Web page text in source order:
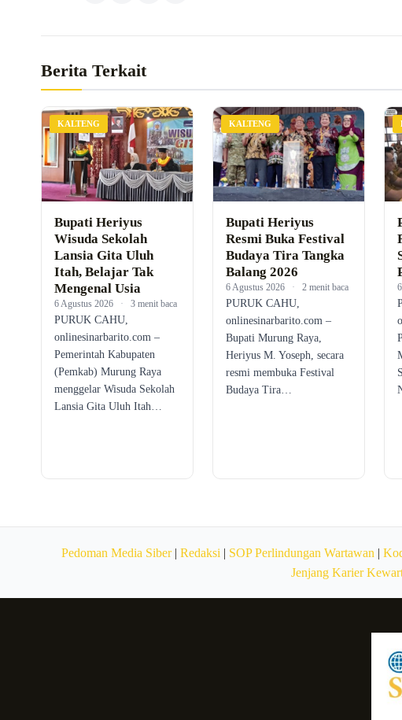
Berita Terkait
KALTENG
Bupati Heriyus
Wisuda Sekolah
Lansia Gita Uluh
Itah, Belajar Tak
Mengenal Usia
6 Agustus 2026 · 3 menit baca
PURUK CAHU,
onlinesinarbarito.com –
Pemerintah Kabupaten
(Pemkab) Murung Raya
menggelar Wisuda Sekolah
Lansia Gita Uluh Itah…
KALTENG
Bupati Heriyus
Resmi Buka Festival
Budaya Tira Tangka
Balang 2026
6 Agustus 2026 · 2 menit baca
PURUK CAHU,
onlinesinarbarito.com –
Bupati Murung Raya,
Heriyus M. Yoseph, secara
resmi membuka Festival
Budaya Tira…
Pedoman Media Siber| Redaksi | SOP Perlindungan Wartawan |
Jenjang Karier